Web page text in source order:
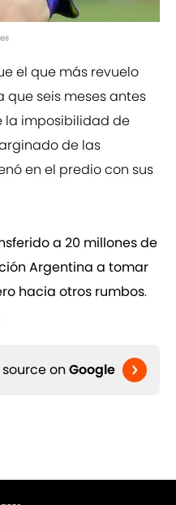
el que más revuelo
seis meses antes
la imposibilidad de
de las
en el predio con sus
a 20 millones de
Argentina a tomar
hacia otros rumbos.
on Google